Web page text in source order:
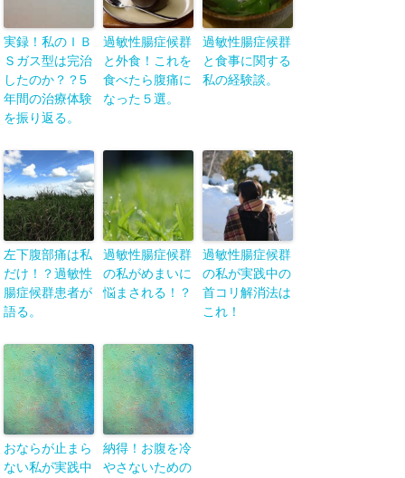
実録！私のＩＢ
Ｓガス型は完治
したのか？？5
年間の治療体験
を振り返る。
過敏性腸症候群
と外食！これを
食べたら腹痛に
なった５選。
過敏性腸症候群
と食事に関する
私の経験談。
左下腹部痛は私
だけ！？過敏性
腸症候群患者が
語る。
過敏性腸症候群
の私がめまいに
悩まされる！？
過敏性腸症候群
の私が実践中の
首コリ解消法は
これ！
おならが止まら
ない私が実践中
納得！お腹を冷
やさないための